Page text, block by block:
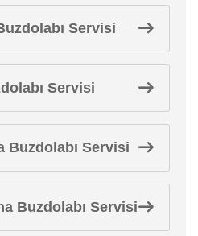
Servisi
Servisi
Buzdolabı Servisi
Buzdolabı Servisi